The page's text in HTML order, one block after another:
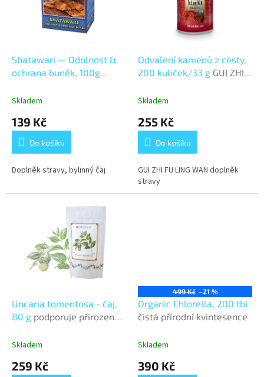
Shatawari — Odolnost &
ochrana buněk, 100g
Skladem
139 Kč
Do košíku
Doplněk stravy, bylinný čaj
Odvalení kamenů z cesty,
200 kuliček/33 g GUI ZHI
Skladem
255 Kč
Do košíku
GUI ZHI FU LING WAN doplněk
stravy
Uncaria tomentosa - čaj,
80 g podporuje přirozenou
Skladem
259 Kč
499 Kč –21 %
Organic Chlorella, 200 tbl
čistá přírodní kvintesence
Skladem
390 Kč